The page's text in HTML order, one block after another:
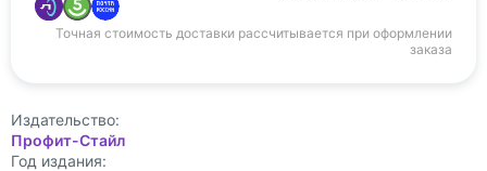
Точная стоимость доставки рассчитывается при оформлении
заказа
Издательство:
Профит-Стайл
Год издания: